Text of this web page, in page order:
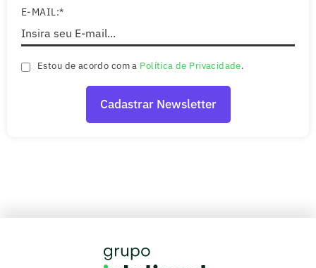
E-MAIL:*
Estou de acordo com a Política de Privacidade.